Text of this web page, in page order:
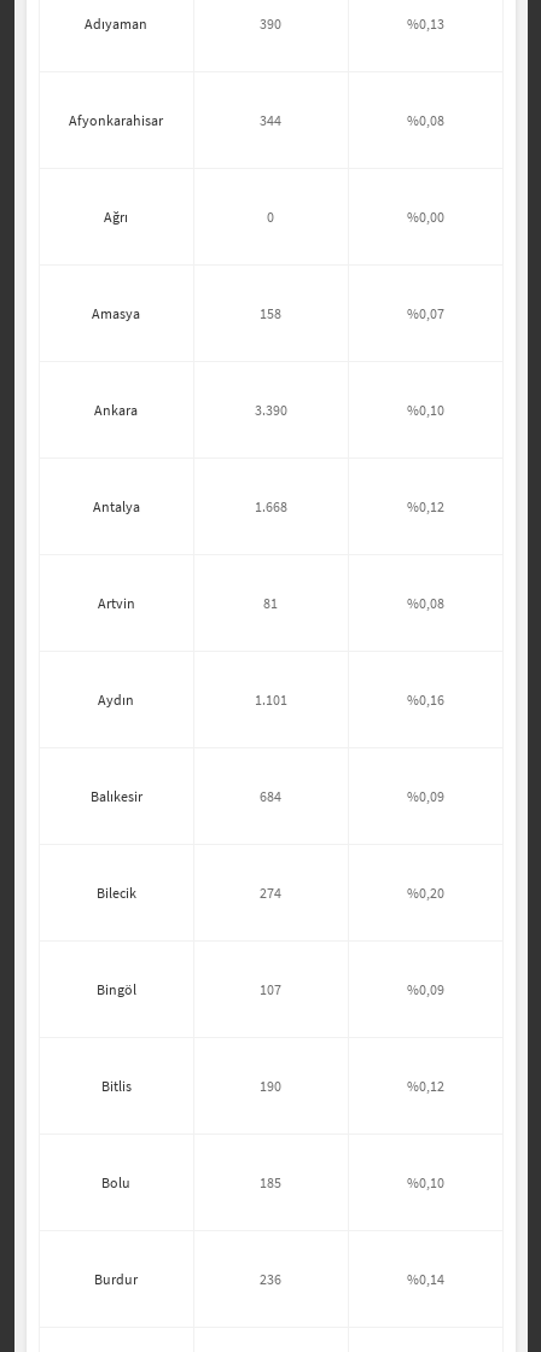
Adıyaman 390 %0,13
Afyonkarahisar 344 %0,08
Ağrı 0 %0,00
Amasya 158 %0,07
Ankara 3.390 %0,10
Antalya 1.668 %0,12
Artvin 81 %0,08
Aydın 1.101 %0,16
Balıkesir 684 %0,09
Bilecik 274 %0,20
Bingöl 107 %0,09
Bitlis 190 %0,12
Bolu 185 %0,10
Burdur 236 %0,14